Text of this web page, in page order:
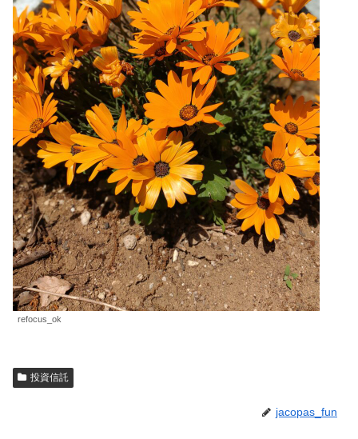
refocus_ok
投資信託
jacopas_fun